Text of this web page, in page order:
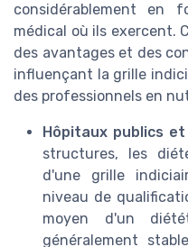
considérablement en
médical où ils exercent.
des avantages et des
influençant la grille
des professionnels en
Hôpitaux publics
structures, les
d'une grille
niveau de
moyen d'un
généralement